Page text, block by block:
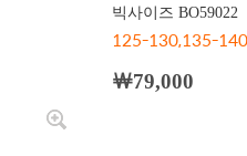
빅사이즈 BO59022
125-130,135-140
￦79,000